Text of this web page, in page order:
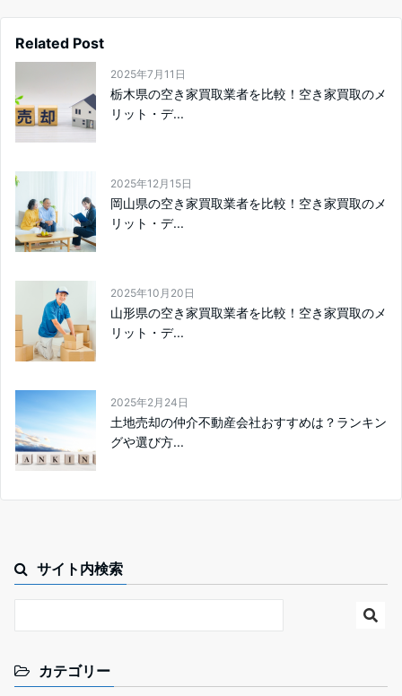
Related Post
2025年7月11日
栃木県の空き家買取業者を比較！空き家買取のメ
リット・デ...
2025年12月15日
岡山県の空き家買取業者を比較！空き家買取のメ
リット・デ...
2025年10月20日
山形県の空き家買取業者を比較！空き家買取のメ
リット・デ...
2025年2月24日
土地売却の仲介不動産会社おすすめは？ランキン
グや選び方...
サイト内検索
カテゴリー